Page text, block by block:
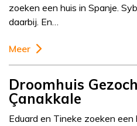
zoeken een huis in Spanje.
daarbij. En…
Meer
Droomhuis
Çanakkale
Eduard en Tineke zoeken een